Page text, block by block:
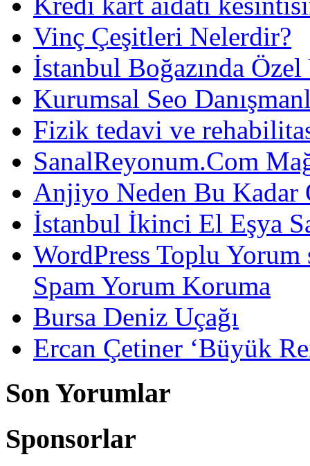
Vinç Çeşitleri Nelerdir?
İstanbul Boğazında
Kurumsal Seo
Fizik tedavi ve
SanalReyonum.Com
Anjiyo Neden Bu Kadar
İstanbul İkinci El Eşya
WordPress Toplu
Spam Yorum Koruma
Bursa Deniz Uçağı
Ercan Çetiner ‘Büyük
Son Yorumlar
Sponsorlar